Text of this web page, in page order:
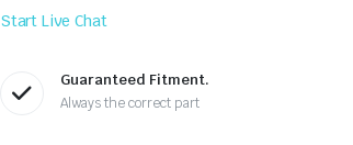
Start Live Chat
Guaranteed Fitment.
Always the correct part